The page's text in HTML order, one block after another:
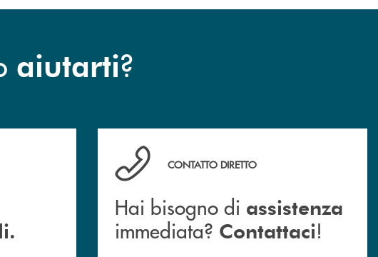
aiutarti?
Hai bisogno di assistenza immediata? Contattaci !
CONTATTO DIRETTO
Hai bisogno di assistenza
immediata? Contattaci!